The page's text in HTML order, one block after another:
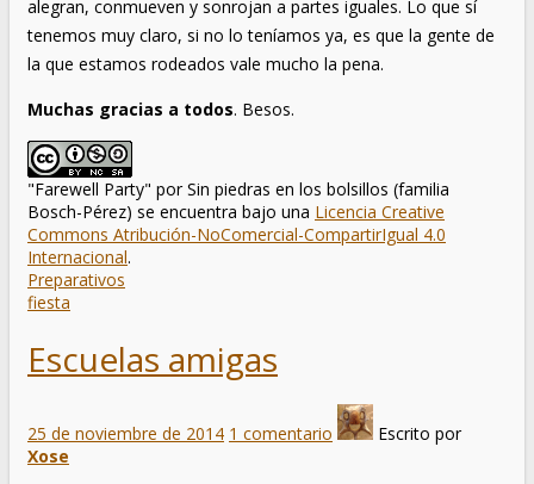
alegran, conmueven y sonrojan a partes iguales. Lo que sí
tenemos muy claro, si no lo teníamos ya, es que la gente de
la que estamos rodeados vale mucho la pena.
Muchas gracias a todos. Besos.
"Farewell Party" porSin piedras en los bolsillos (familia
Bosch-Pérez) se encuentra bajo una Licencia Creative
Commons Atribución-NoComercial-CompartirIgual 4.0
Internacional.
Preparativos
fiesta
Escuelas amigas
25 de noviembre de 2014 1 comentario
Escrito por
Xose